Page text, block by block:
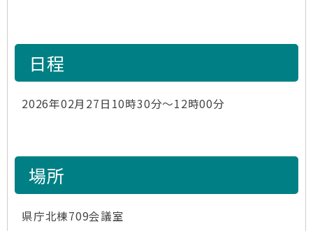
日程
2026年02月27日10時30分～12時00分
場所
県庁北棟709会議室